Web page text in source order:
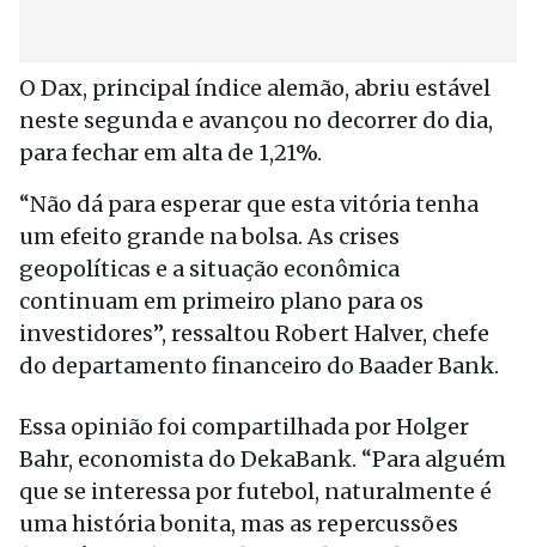
O Dax, principal índice alemão, abriu estável
neste segunda e avançou no decorrer do dia,
para fechar em alta de 1,21%.
“Não dá para esperar que esta vitória tenha
um efeito grande na bolsa. As crises
geopolíticas e a situação econômica
continuam em primeiro plano para os
investidores”, ressaltou Robert Halver, chefe
do departamento financeiro do Baader Bank.
Essa opinião foi compartilhada por Holger
Bahr, economista do DekaBank. “Para alguém
que se interessa por futebol, naturalmente é
uma história bonita, mas as repercussões